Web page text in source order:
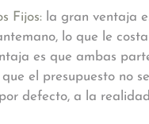
Fijos: la gran ventaja
lo que le
es que ambas
el presupuesto no
defecto, a la